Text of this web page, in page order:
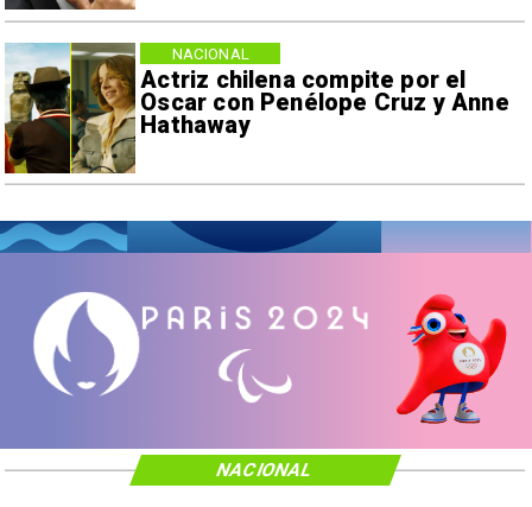
Actriz chilena compite por el
Oscar con Penélope Cruz y Anne
Hathaway
NACIONAL
NACIONAL